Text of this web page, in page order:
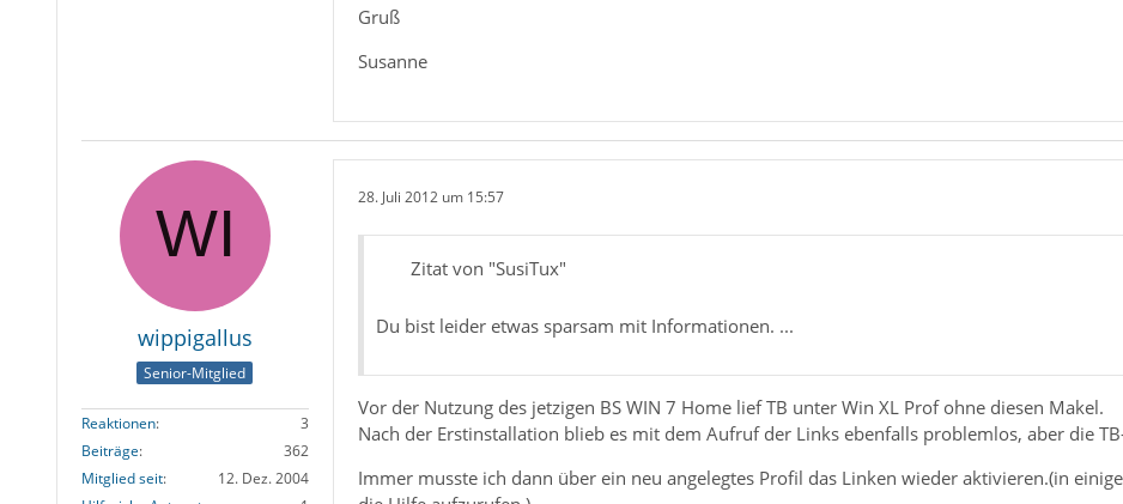
Gruß
Susanne
wippigallus
Senior-Mitglied
Reaktionen
3
Beiträge
362
Mitglied seit
12. Dez. 2004
28. Juli 2012 um 15:57
Zitat von "SusiTux"
Du bist leider etwas sparsam mit Informationen. ...
Vor der Nutzung des jetzigen BS WIN 7 Home lief TB unter Win XL Prof ohne diesen Makel.
Nach der Erstinstallation blieb es mit dem Aufruf der Links ebenfalls problemlos, aber die
Immer musste ich dann über ein neu angelegtes Profil das Linken wieder aktivieren.(in